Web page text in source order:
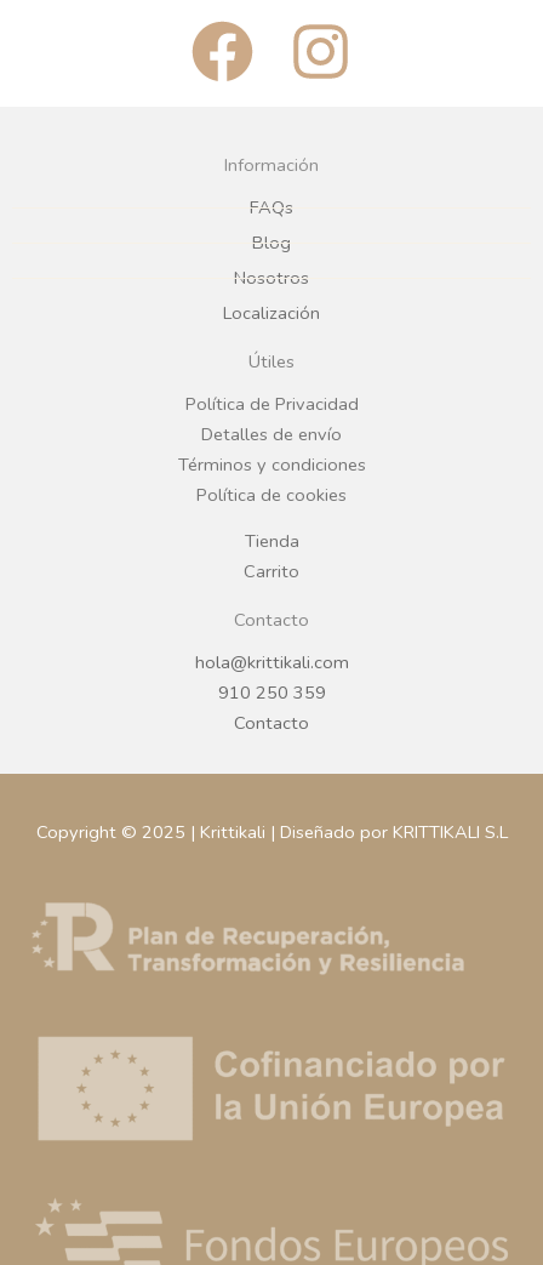
F
a
c
e
b
o
o
k
I
n
g
r
a
Información
FAQs
Blog
Nosotros
Localización
Útiles
Política de Privacidad
Detalles de envío
Términos y condiciones
Política de cookies
Tienda
Carrito
Contacto
hola@krittikali.com
910 250 359
Contacto
Copyright © 2025 | Krittikali | Diseñado por KRITTIKALI S.L